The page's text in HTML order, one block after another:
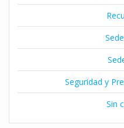
Seguridad y
Sin